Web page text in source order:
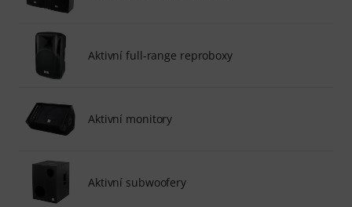
Aktivní full-range reproboxy
Aktivní monitory
Aktivní subwoofery